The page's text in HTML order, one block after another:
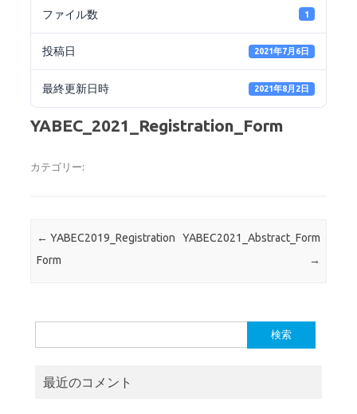
ファイル数 1
投稿日 2021年7月6日
最終更新日時 2021年8月2日
YABEC_2021_Registration_Form
カテゴリー:
投稿ナビゲーション
← YABEC2019_Registration
Form
YABEC2021_Abstract_Form
→
索:
最近のコメント